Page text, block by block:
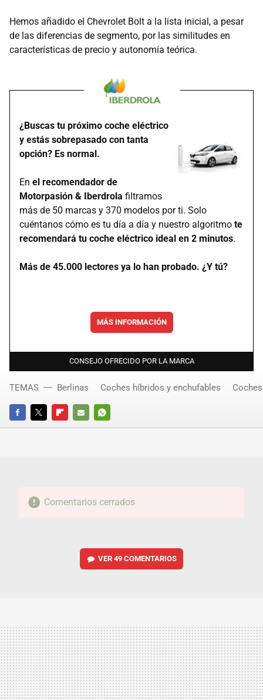
Hemos añadido el Chevrolet Bolt a la lista inicial, a pesar
de las diferencias de segmento, por las similitudes en
características de precio y autonomía teórica.
¿Buscas tu próximo coche eléctrico
y estás sobrepasado con tanta
opción? Es normal.
En el recomendador de
Motorpasión & Iberdrola filtramos
más de 50 marcas y 370 modelos por ti. Solo
cuéntanos cómo es tu día a día y nuestro algoritmo te
recomendará tu coche eléctrico ideal en 2 minutos.
Más de 45.000 lectores ya lo han probado. ¿Y tú?
MÁS INFORMACIÓN
CONSEJO OFRECIDO POR LA MARCA
FACEBOOKTWITTERFLIPBOARD
E-
WHATSAPP
TEMAS Berlinas Coches híbridos y enchufables
Comentarios cerrados
VER 49 COMENTARIOS